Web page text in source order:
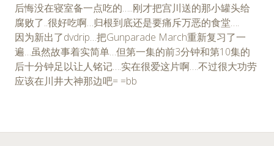
后悔没在寝室备一点吃的…..刚才把宫川送的那小罐头给
腐败了..很好吃啊…归根到底还是要痛斥万恶的食堂….
因为新出了dvdrip…把Gunparade March重新复习了一
遍…虽然故事着实简单…但第一集的前3分钟和第10集的
后十分钟足以让人铭记….实在很爱这片啊….不过很大功劳
应该在川井大神那边吧= =bb